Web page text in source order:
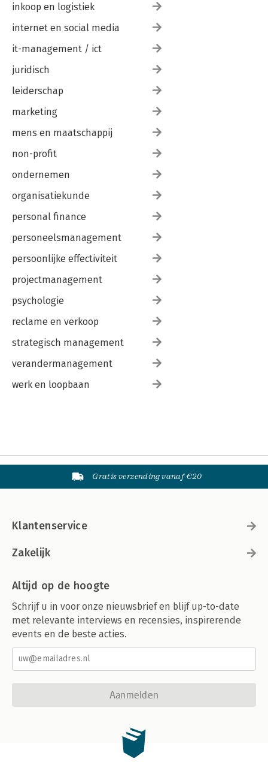
inkoop en logistiek
internet en social media
it-management / ict
juridisch
leiderschap
marketing
mens en maatschappij
non-profit
ondernemen
organisatiekunde
personal finance
personeelsmanagement
persoonlijke effectiviteit
projectmanagement
psychologie
reclame en verkoop
strategisch management
verandermanagement
werk en loopbaan
Gratis verzending vanaf €20
Klantenservice
Zakelijk
Altijd op de hoogte
Schrijf u in voor onze nieuwsbrief en blijf up-to-date
met relevante interviews en recensies, inspirerende
events en de beste acties.
Aanmelden